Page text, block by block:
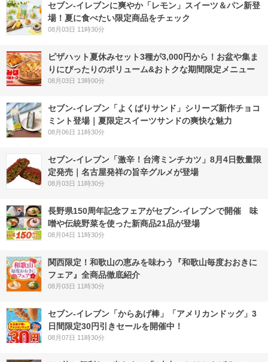
セブン‐イレブンに爽やか「レモン」スイーツ＆パン新登
場！夏に食べたい限定商品をチェック
08月03日 11時30分
ピザハット夏休みセット3種が3,000円から！お盆や集ま
りにぴったりのボリューム&おトクな期間限定メニュー
08月03日 13時00分
セブン‐イレブン「よくばりサンド」シリーズ新作チョコ
ミント登場｜夏限定スイーツサンドの爽快な魅力
08月06日 11時30分
セブン-イレブン「激辛！台湾ミンチカツ」8月4日数量限
定発売｜名古屋発祥の旨辛グルメが登場
08月03日 11時30分
長野県150周年記念フェアがセブン-イレブンで開催 味
噌や伝統野菜を使った新商品21品が登場
08月04日 11時30分
関西限定！和歌山の恵みを味わう『和歌山毎度おおきに
フェア』全商品徹底紹介
08月03日 11時30分
セブン‐イレブン「からあげ棒」「アメリカンドッグ」3
日間限定30円引きセールを開催中！
08月07日 11時30分